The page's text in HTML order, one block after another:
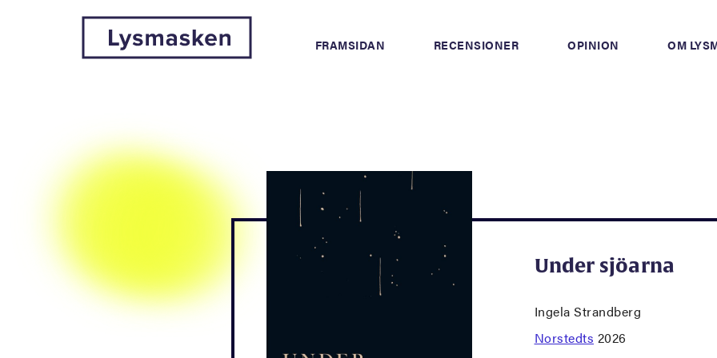
FRAMSIDAN RECENSIONER OPINION OM
Under sjöarna
Ingela Strandberg
Norstedts 2026